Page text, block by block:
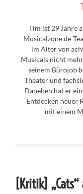
Tim ist 29 Jahre
Musicalzone.de-
im Alter von
Musicals nicht
seinem Bürojob
Theater und
Daneben hat er
Entdecken neuer
mit einem
[Kritik]